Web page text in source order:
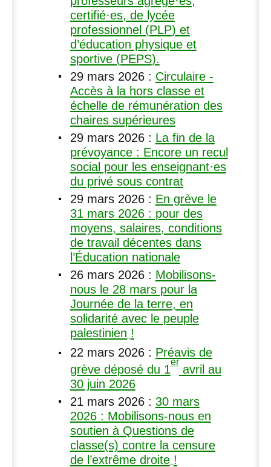
certifié·es, de lycée
professionnel (PLP) et
d’éducation physique et
sportive (PEPS).
29 mars 2026: Circulaire -
Accès à la hors classe et
échelle de rémunération des
chaires supérieures
29 mars 2026: La fin de la
prévoyance : Encore un recul
social pour les enseignant·es
du privé sous contrat
29 mars 2026: En grève le
31 mars 2026 : pour des
moyens, salaires, conditions
de travail décentes dans
l’Éducation nationale
26 mars 2026: Mobilisons-
nous le 28 mars pour la
Journée de la terre, en
solidarité avec le peuple
palestinien !
22 mars 2026: Préavis de
grève déposé du 1
er
avril au
30 juin 2026
21 mars 2026: 30 mars
2026 : Mobilisons-nous en
soutien à Questions de
classe(s) contre la censure
de l’extrême droite !